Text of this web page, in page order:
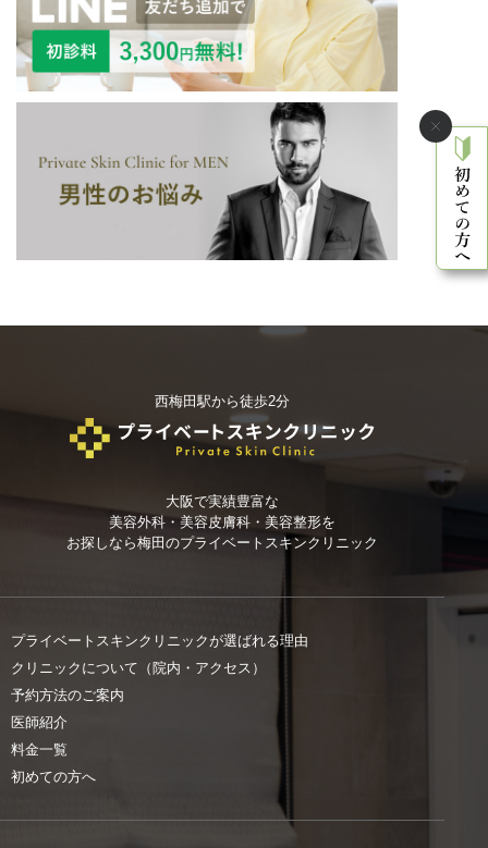
西梅田駅から徒歩2分
大阪で実績豊富な
美容外科・美容皮膚科・美容整形を
お探しなら梅田のプライベートスキンクリニック
プライベートスキンクリニックが選ばれる理由
クリニックについて（院内・アクセス）
予約方法のご案内
医師紹介
料金一覧
初めての方へ